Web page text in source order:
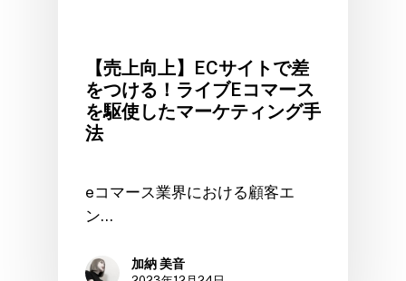
【売上向上】ECサイトで差
をつける！ライブEコマース
を駆使したマーケティング手
法
eコマース業界における顧客エ
ン…
加納 美音